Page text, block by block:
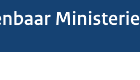
Ministerie